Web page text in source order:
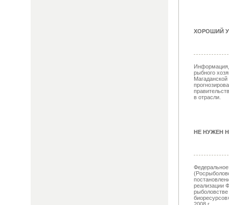
ХОРОШИЙ
Информация,
рыбного
Магаданской
в отрасли.
НЕ НУЖЕН
Федеральное
реализации